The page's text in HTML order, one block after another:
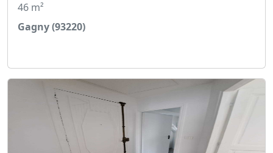
46 m²
Gagny (93220)